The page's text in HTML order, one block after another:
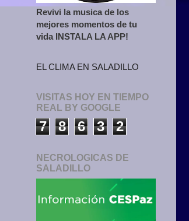
Revivi la musica de los
mejores momentos de tu
vida INSTALA LA APP!
EL CLIMA EN SALADILLO
VISITAS HOY EN TIEMPO
REAL BY GOOGLE
7 8 6 3 2
NECROLOGICAS DE
SALADILLO